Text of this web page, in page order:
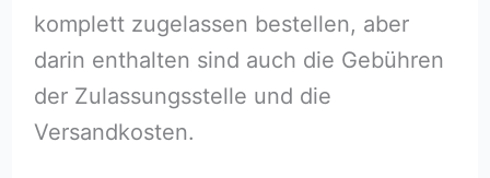
komplett zugelassen bestellen, aber
darin enthalten sind auch die Gebühren
der Zulassungsstelle und die
Versandkosten.